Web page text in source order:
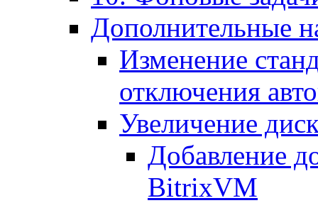
Дополнительные
Изменение
отключения
Увеличение
Добавление
BitrixVM